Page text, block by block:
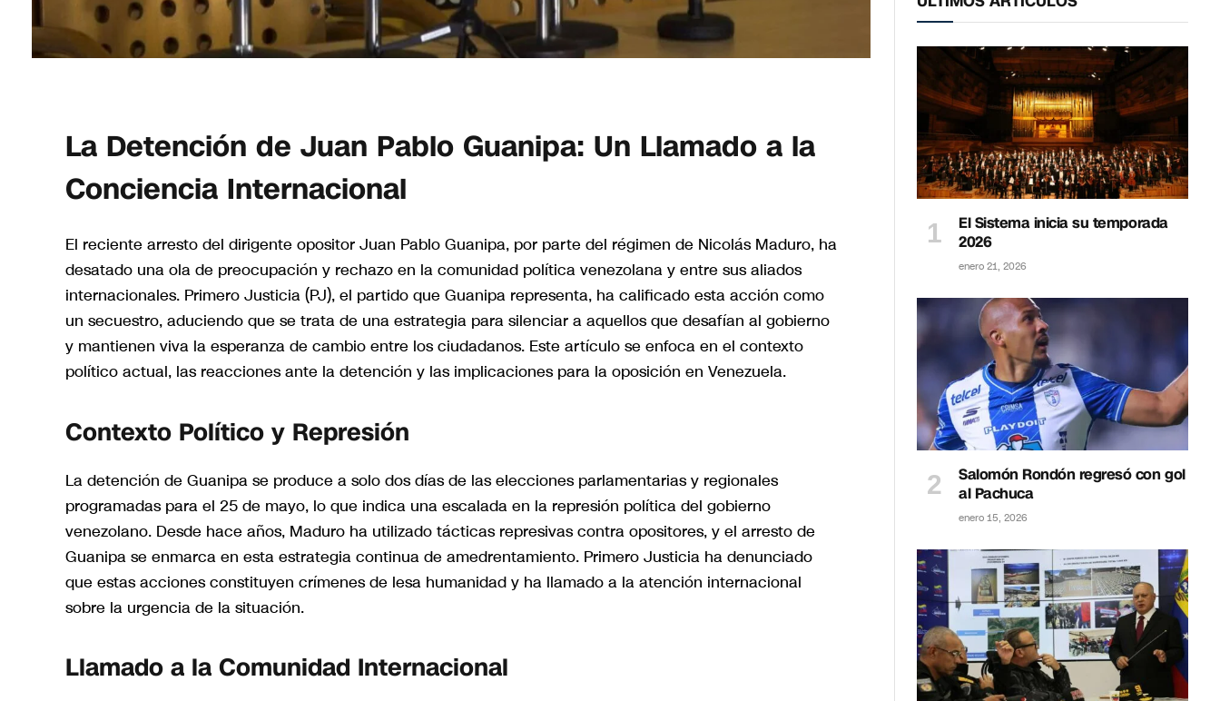
La Detención de Juan Pablo Guanipa: Un Llamado a la
Conciencia Internacional
El reciente arresto del dirigente opositor Juan Pablo Guanipa, por parte del régimen de Nicolás Maduro, ha
desatado una ola de preocupación y rechazo en la comunidad política venezolana y entre sus aliados
internacionales. Primero Justicia (PJ), el partido que Guanipa representa, ha calificado esta acción como
un secuestro, aduciendo que se trata de una estrategia para silenciar a aquellos que desafían al gobierno
y mantienen viva la esperanza de cambio entre los ciudadanos. Este artículo se enfoca en el contexto
político actual, las reacciones ante la detención y las implicaciones para la oposición en Venezuela.
Contexto Político y Represión
La detención de Guanipa se produce a solo dos días de las elecciones parlamentarias y regionales
programadas para el 25 de mayo, lo que indica una escalada en la represión política del gobierno
venezolano. Desde hace años, Maduro ha utilizado tácticas represivas contra opositores, y el arresto de
Guanipa se enmarca en esta estrategia continua de amedrentamiento. Primero Justicia ha denunciado
que estas acciones constituyen crímenes de lesa humanidad y ha llamado a la atención internacional
sobre la urgencia de la situación.
Llamado a la Comunidad Internacional
El Sistema inicia su temporada
2026
enero 21, 2026
Salomón Rondón regresó con gol
al Pachuca
enero 15, 2026